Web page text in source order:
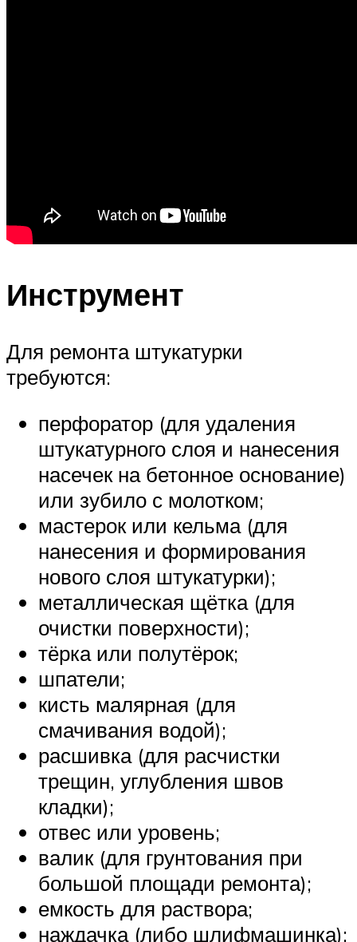
Инструмент
Для ремонта штукатурки
требуются:
перфоратор (для удаления
штукатурного слоя и нанесения
насечек на бетонное основание)
или зубило с молотком;
мастерок или кельма (для
нанесения и формирования
нового слоя штукатурки);
металлическая щётка (для
очистки поверхности);
тёрка или полутёрок;
шпатели;
кисть малярная (для
смачивания водой);
расшивка (для расчистки
трещин, углубления швов
кладки);
отвес или уровень;
валик (для грунтования при
большой площади ремонта);
емкость для раствора;
наждачка (либо шлифмашинка);